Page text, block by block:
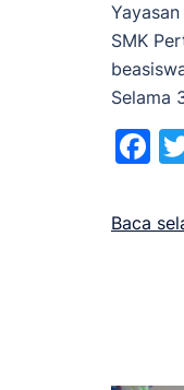
SMK
Selama
Baca